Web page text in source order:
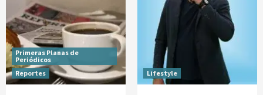
Primeras Planas de
Periódicos
Reportes
Lifestyle